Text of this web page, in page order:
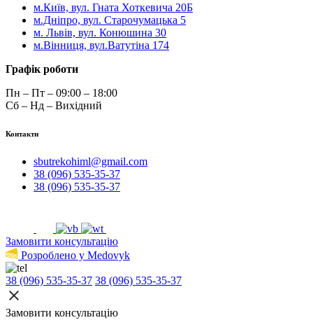
м.Київ, вул. Гната Хоткевича 20Б
м.Дніпро, вул. Старочумацька 5
м. Львів, вул. Конюшина 30
м.Вінниця, вул.Ватутіна 174
Графік роботи
Пн – Пт – 09:00 – 18:00
Сб – Нд – Вихідний
Контакти
sbutrekohiml@gmail.com
38 (096) 535-35-37
38 (096) 535-35-37
Замовити консультацію
Розроблено у Medovyk
38 (096) 535-35-37 38 (096) 535-35-37
Замовити консультацію